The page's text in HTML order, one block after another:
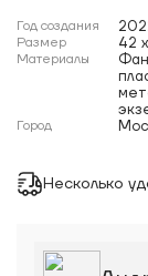
Год создания
Размер 42
Материалы
Город
Несколько